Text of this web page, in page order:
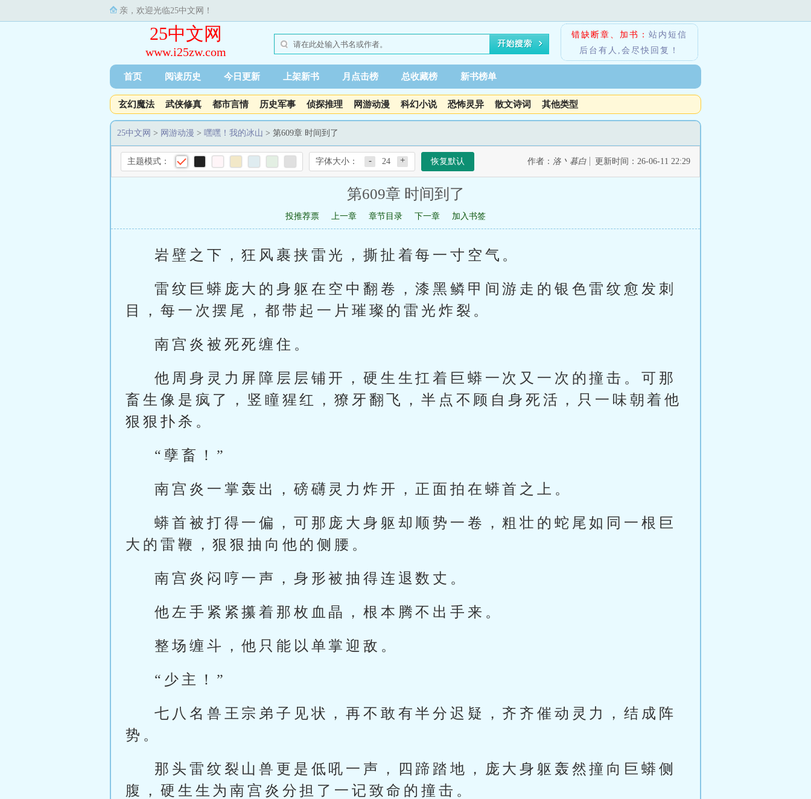
亲，欢迎光临25中文网！
25中文网
www.i25zw.com
错缺断章、加书： 站内短信
后台有人,会尽快回复！
首页 阅读历史 今日更新 上架新书 月点击榜 总收藏榜 新书榜单
玄幻魔法 武侠修真 都市言情 历史军事 侦探推理 网游动漫 科幻小说 恐怖灵异 散文诗词 其他类型
25中文网 > 网游动漫 > 嘿嘿！我的冰山 > 第609章 时间到了
主题模式： 字体大小： - 24 + 恢复默认 作者： 洛丶暮白 更新时间：26-06-11 22:29
第609章 时间到了
投推荐票 上一章 章节目录 下一章 加入书签
岩壁之下，狂风裹挟雷光，撕扯着每一寸空气。
雷纹巨蟒庞大的身躯在空中翻卷，漆黑鳞甲间游走的银色雷纹愈发刺
目，每一次摆尾，都带起一片璀璨的雷光炸裂。
南宫炎被死死缠住。
他周身灵力屏障层层铺开，硬生生扛着巨蟒一次又一次的撞击。可那
畜生像是疯了，竖瞳猩红，獠牙翻飞，半点不顾自身死活，只一味朝着他
狠狠扑杀。
“孽畜！”
南宫炎一掌轰出，磅礴灵力炸开，正面拍在蟒首之上。
蟒首被打得一偏，可那庞大身躯却顺势一卷，粗壮的蛇尾如同一根巨
大的雷鞭，狠狠抽向他的侧腰。
南宫炎闷哼一声，身形被抽得连退数丈。
他左手紧紧攥着那枚血晶，根本腾不出手来。
整场缠斗，他只能以单掌迎敌。
“少主！”
七八名兽王宗弟子见状，再不敢有半分迟疑，齐齐催动灵力，结成阵
势。
那头雷纹裂山兽更是低吼一声，四蹄踏地，庞大身躯轰然撞向巨蟒侧
腹，硬生生为南宫炎分担了一记致命的撞击。